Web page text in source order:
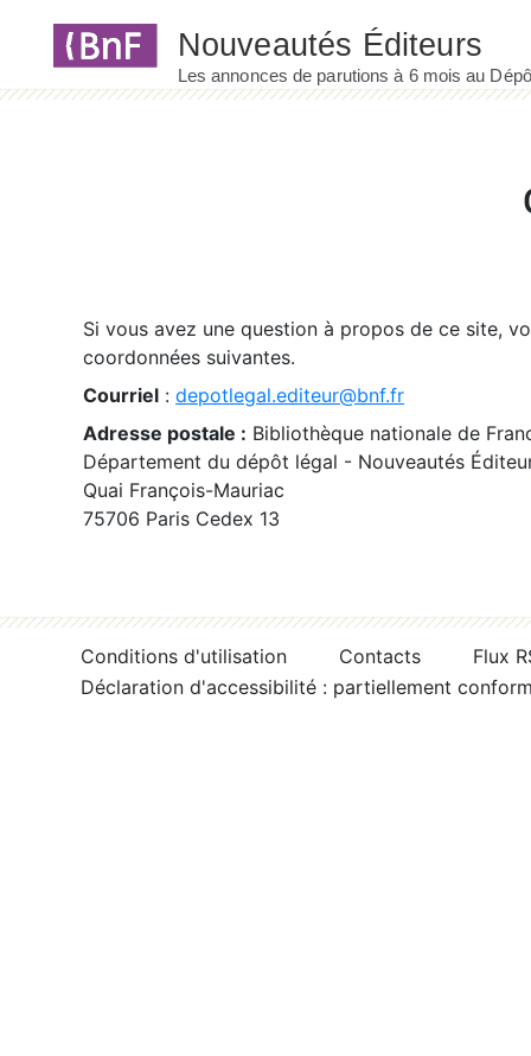
Si vous avez une question à propos de ce site,
coordonnées suivantes.
Courriel : depotlegal.editeur@bnf.fr
Adresse postale : Bibliothèque nationale de
Département du dépôt légal - Nouveautés
Quai François-Mauriac
75706 Paris Cedex 13
Conditions d'utilisation Contacts
Flux
Déclaration d'accessibilité : partiellement